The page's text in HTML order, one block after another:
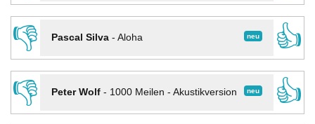
👎
neu
Pascal Silva- Aloha
👍
👎
neu
Peter Wolf- 1000 Meilen - Akustikversion
👍